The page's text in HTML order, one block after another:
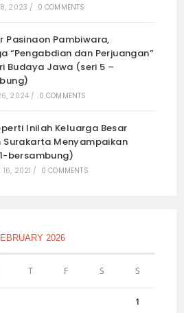
8, 2023 / 0 COMMENTS
Pasinaon Pambiwara,
“Pengabdian dan Perjuangan”
Budaya Jawa (seri 5 –
2024 / 0 COMMENTS
Inilah Keluarga Besar
Surakarta Menyampaikan
bersambung)
16, 2021 / 0 COMMENTS
2026
T F S S
1